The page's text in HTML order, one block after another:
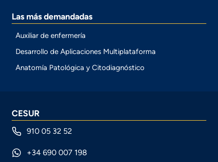
Las más demandadas
Auxiliar de enfermería
Desarrollo de Aplicaciones Multiplataforma
Anatomía Patológica y Citodiagnóstico
CESUR
910 05 32 52
+34 690 007 198